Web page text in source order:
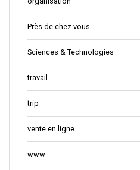
Près de chez vous
Sciences & Technologies
travail
trip
vente en ligne
www